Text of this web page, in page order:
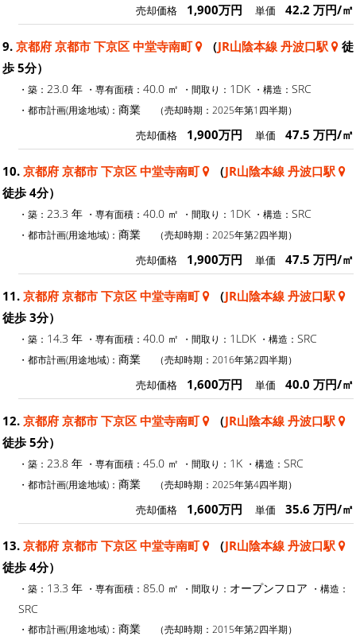
売却価格 1,900万円 単価 42.2 万円/㎡
9. 京都府 京都市 下京区 中堂寺南町 （JR山陰本線 丹波口駅
徒
歩 5分）
・築： 23.0 年 ・専有面積： 40.0 ㎡ ・間取り： 1DK ・構造： SRC
・都市計画(用途地域)： 商業 （売却時期：2025年第1四半期）
売却価格 1,900万円 単価 47.5 万円/㎡
10. 京都府 京都市 下京区 中堂寺南町 （JR山陰本線 丹波口駅
徒歩 4分）
・築： 23.3 年 ・専有面積： 40.0 ㎡ ・間取り： 1DK ・構造： SRC
・都市計画(用途地域)： 商業 （売却時期：2025年第2四半期）
売却価格 1,900万円 単価 47.5 万円/㎡
11. 京都府 京都市 下京区 中堂寺南町 （JR山陰本線 丹波口駅
徒歩 3分）
・築： 14.3 年 ・専有面積： 40.0 ㎡ ・間取り： 1LDK ・構造： SRC
・都市計画(用途地域)： 商業 （売却時期：2016年第2四半期）
売却価格 1,600万円 単価 40.0 万円/㎡
12. 京都府 京都市 下京区 中堂寺南町 （JR山陰本線 丹波口駅
徒歩 5分）
・築： 23.8 年 ・専有面積： 45.0 ㎡ ・間取り： 1K ・構造： SRC
・都市計画(用途地域)： 商業 （売却時期：2025年第4四半期）
売却価格 1,600万円 単価 35.6 万円/㎡
13. 京都府 京都市 下京区 中堂寺南町 （JR山陰本線 丹波口駅
徒歩 4分）
・築： 13.3 年 ・専有面積： 85.0 ㎡ ・間取り： オープンフロア ・構造：
SRC
・都市計画(用途地域)： 商業 （売却時期：2015年第2四半期）